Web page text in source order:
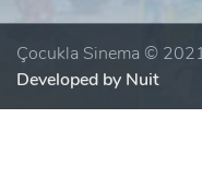
Çocukla Sinema © 2021
Developed by Nuit